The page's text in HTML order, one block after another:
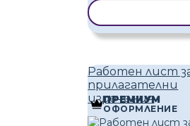
Работен лист
прилагателни
изречения
ПРЕМИУМ
ОФОРМЛЕНИЕ